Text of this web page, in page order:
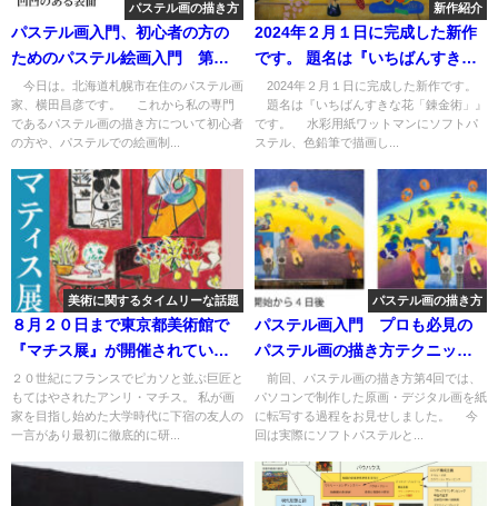
パステル画の描き方
パステル画入門、初心者の方の
ためのパステル絵画入門 第１
回目 ミタント紙とマーメイド
紙、その使用方法について
今日は。北海道札幌市在住のパステル画
家、横田昌彦です。 これから私の専門
であるパステル画の描き方について初心者
の方や、パステルでの絵画制...
新作紹介
2024年２月１日に完成した新作
です。 題名は『いちばんすきな
花「錬金術」』です。
2024年２月１日に完成した新作です。
題名は『いちばんすきな花「錬金術」』
です。 水彩用紙ワットマンにソフトパ
ステル、色鉛筆で描画し...
美術に関するタイムリーな話題
８月２０日まで東京都美術館で
『マチス展』が開催されていま
す。２０年ぶりの大回顧展は飛
行機飛ばしても行く価値大で
す！
２０世紀にフランスでピカソと並ぶ巨匠と
もてはやされたアンリ・マチス。 私が画
家を目指し始めた大学時代に下宿の友人の
一言があり最初に徹底的に研...
パステル画の描き方
パステル画入門 プロも必見の
パステル画の描き方テクニッ
ク 第5回 ソフトパステルと色
鉛筆で描画していく過程
前回、パステル画の描き方第4回では、
パソコンで制作した原画・デジタル画を紙
に転写する過程をお見せしました。 今
回は実際にソフトパステルと...